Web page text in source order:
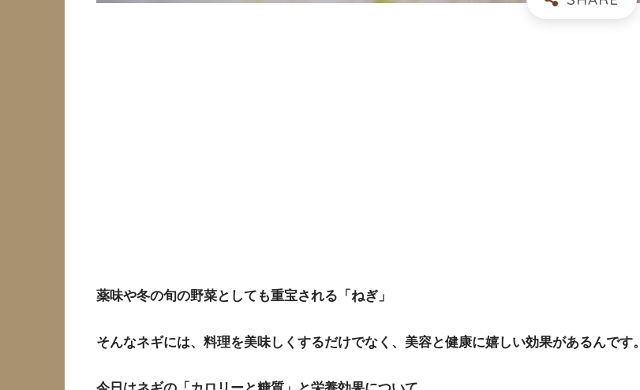
薬味や冬の旬の野菜としても重宝される「ねぎ」
そんなネギには、料理を美味しくするだけでなく、 美容と健康に嬉しい効果があるんです。